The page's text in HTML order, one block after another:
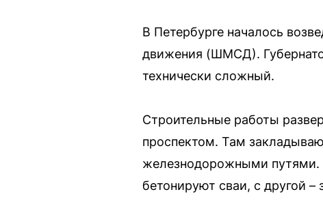
В Петербурге началось
движения (ШМСД).
технически сложный.
Строительные работы
проспектом. Там
железнодорожными путями.
бетонируют сваи, с другой